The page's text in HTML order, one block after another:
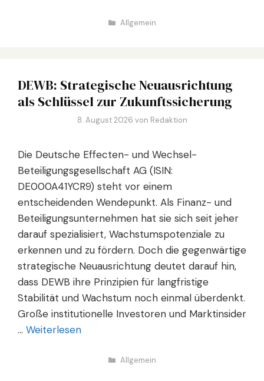
Kategorien
Allgemein
DEWB: Strategische Neuausrichtung
als Schlüssel zur Zukunftssicherung
8. August 2026 von Redaktion
Die Deutsche Effecten- und Wechsel-
Beteiligungsgesellschaft AG (ISIN:
DE000A41YCR9) steht vor einem
entscheidenden Wendepunkt. Als Finanz- und
Beteiligungsunternehmen hat sie sich seit jeher
darauf spezialisiert, Wachstumspotenziale zu
erkennen und zu fördern. Doch die gegenwärtige
strategische Neuausrichtung deutet darauf hin,
dass DEWB ihre Prinzipien für langfristige
Stabilität und Wachstum noch einmal überdenkt.
Große institutionelle Investoren und Marktinsider
… Weiterlesen
Kategorien
Allgemein